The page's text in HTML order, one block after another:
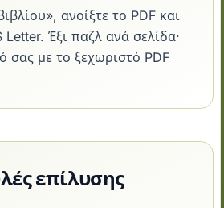
ανοίξτε το PDF και
Letter. Έξι παζλ ανά σελίδα·
σας με το ξεχωριστό PDF
επίλυσης